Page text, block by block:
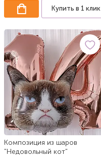
Купить в 1 клик
Композиция из шаров
"Недовольный кот"